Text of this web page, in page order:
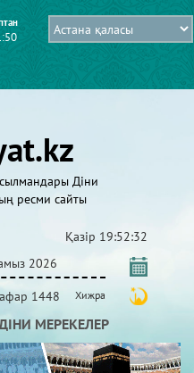
Діни
ресми сайты
Қазір 19:52:34
2026
1448 Хижра
МЕРЕКЕЛЕР